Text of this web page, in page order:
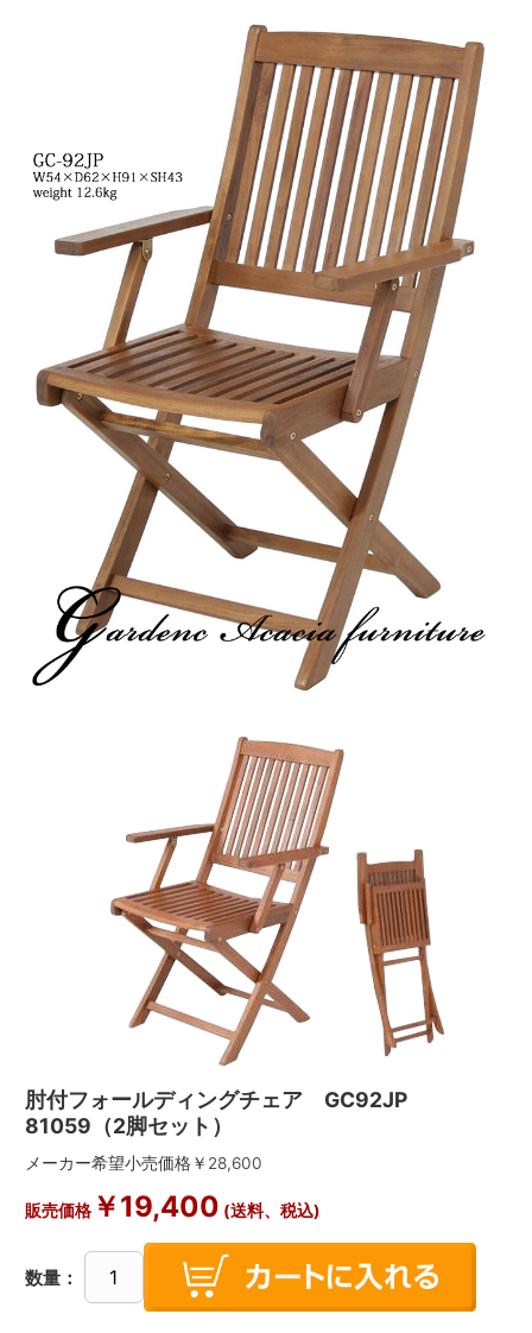
肘付フォールディングチェア GC92JP
81059（2脚セット）
メーカー希望小売価格￥ 28,600
販売価格￥19,400 (送料、税込)
数量：